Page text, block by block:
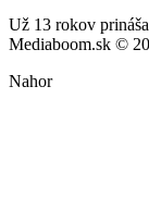
Už 13 rokov
Mediaboom.sk ©
Nahor